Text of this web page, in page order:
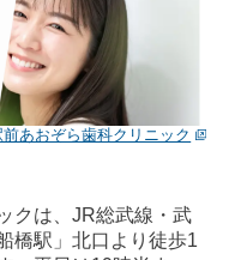
あおぞら歯科クリニック
クは、JR総武線・武
橋駅」北口より徒歩1